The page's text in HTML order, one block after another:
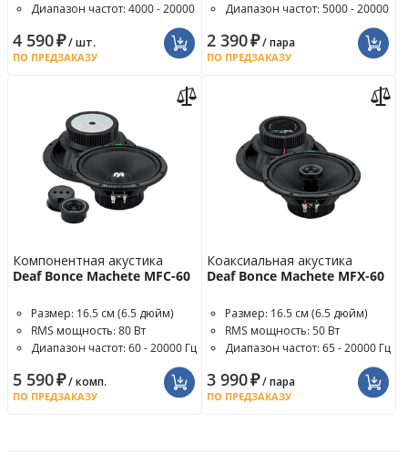
Диапазон частот: 4000 - 20000
4 590₽/ шт.
ПО ПРЕДЗАКАЗУ
Диапазон частот: 5000 - 20000
2 390₽/ пара
ПО ПРЕДЗАКАЗУ
Компонентная акустика
Deaf Bonce Machete MFC-60
Размер: 16.5 см (6.5 дюйм)
RMS мощность: 80 Вт
Диапазон частот: 60 - 20000 Гц
5 590₽/ комп.
ПО ПРЕДЗАКАЗУ
Коаксиальная акустика
Deaf Bonce Machete MFX-60
Размер: 16.5 см (6.5 дюйм)
RMS мощность: 50 Вт
Диапазон частот: 65 - 20000 Гц
3 990₽/ пара
ПО ПРЕДЗАКАЗУ